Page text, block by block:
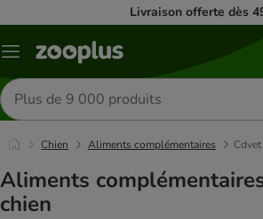
Livraison offerte dès
Menu
Rechercher
des
produits
Chien Aliments complémentaires Cdvet
Aliments
chien